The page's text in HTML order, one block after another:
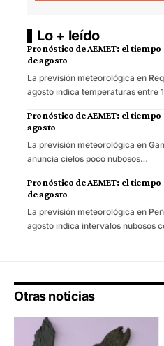
Lo + leído
Pronóstico de AEMET: el tiempo
de agosto
La previsión meteorológica en
agosto indica temperaturas entre
Pronóstico de AEMET: el tiempo
agosto
La previsión meteorológica en
anuncia cielos poco nubosos…
Pronóstico de AEMET: el tiempo
de agosto
La previsión meteorológica en
agosto indica intervalos nubosos
Otras noticias